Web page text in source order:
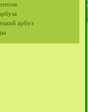
арбуз